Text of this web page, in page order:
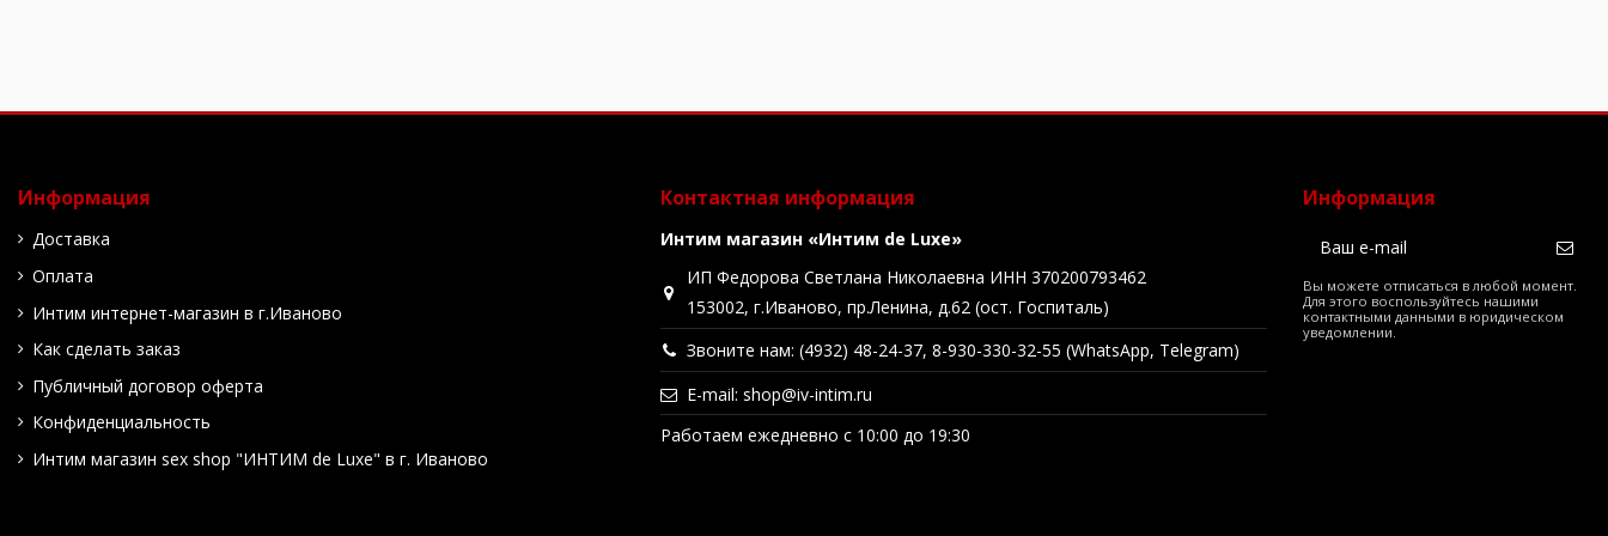
Информация
Доставка
Оплата
Интим интернет-магазин в г.Иваново
Как сделать заказ
Публичный договор оферта
Конфиденциальность
Интим магазин sex shop "ИНТИМ de Luxe" в г. Иваново
Контактная информация
Интим магазин «Интим de Luxe»
ИП Федорова Светлана Николаевна ИНН 370200793462
153002, г.Иваново, пр.Ленина, д.62 (ост. Госпиталь)
Звоните нам: (4932) 48-24-37, 8-930-330-32-55 (WhatsApp, Telegram)
E-mail: shop@iv-intim.ru
Работаем ежедневно с 10:00 до 19:30
Информация
Вы можете отписаться в любой момент.
Для этого воспользуйтесь нашими
контактными данными в юридическом
уведомлении.